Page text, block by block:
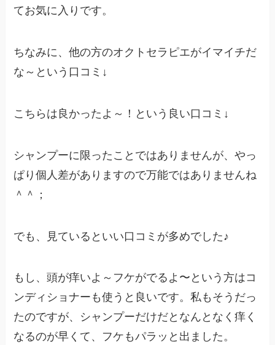
てお気に入りです。
ちなみに、他の方のオクトセラピエがイマイチだ
な～という口コミ↓
こちらは良かったよ～！という良い口コミ↓
シャンプーに限ったことではありませんが、やっ
ぱり個人差がありますので万能ではありませんね
＾＾；
でも、見ているといい口コミが多めでした♪
もし、頭が痒いよ～フケがでるよ〜という方はコ
ンディショナーも使うと良いです。私もそうだっ
たのですが、シャンプーだけだとなんとなく痒く
なるのが早くて、フケもパラッと出ました。